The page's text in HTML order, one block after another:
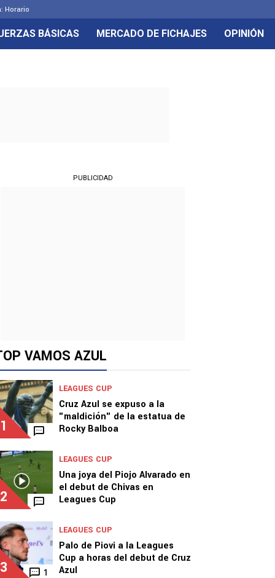
Horario
BÁSICAS MERCADO DE FICHAJES OPINIÓN
PUBLICIDAD
VAMOS AZUL
1
LEAGUES CUP
Cruz Azul se expuso a la
"maldición" de la estatua de
Rocky Balboa
2
LEAGUES CUP
Una joya del Piojo Alvarado en
el debut de Chivas en
Leagues Cup
3 1
LEAGUES CUP
Palo de Piovi a la Leagues
Cup a horas del debut de Cruz
Azul